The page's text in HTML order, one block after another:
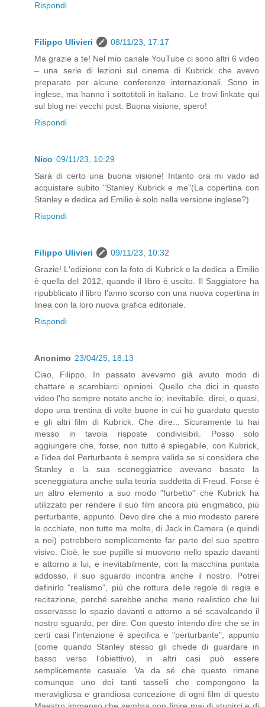
Rispondi
Filippo Ulivieri
08/11/23, 17:17
Ma grazie a te! Nel mio canale YouTube ci sono altri 6 video
– una serie di lezioni sul cinema di Kubrick che avevo
preparato per alcune conferenze internazionali. Sono in
inglese, ma hanno i sottotitoli in italiano. Le trovi linkate qui
sul blog nei vecchi post. Buona visione, spero!
Rispondi
Nico 09/11/23, 10:29
Sarà di certo una buona visione! Intanto ora mi vado ad
acquistare subito "Stanley Kubrick e me"(La copertina con
Stanley e dedica ad Emilio è solo nella versione inglese?)
Rispondi
Filippo Ulivieri
09/11/23, 10:32
Grazie! L'edizione con la foto di Kubrick e la dedica a Emilio
è quella del 2012, quando il libro è uscito. Il Saggiatore ha
ripubblicato il libro l'anno scorso con una nuova copertina in
linea con la loro nuova grafica editoriale.
Rispondi
Anonimo 23/04/25, 18:13
Ciao, Filippo. In passato avevamo già avuto modo di
chattare e scambiarci opinioni. Quello che dici in questo
video l'ho sempre notato anche io; inevitabile, direi, o quasi,
dopo una trentina di volte buone in cui ho guardato questo
e gli altri film di Kubrick. Che dire... Sicuramente tu hai
messo in tavola risposte condivisibili. Posso solo
aggiungere che, forse, non tutto è spiegabile, con Kubrick,
e l'idea del Perturbante è sempre valida se si considera che
Stanley e la sua sceneggiatrice avevano basato la
sceneggiatura anche sulla teoria suddetta di Freud. Forse è
un altro elemento a suo modo "furbetto" che Kubrick ha
utilizzato per rendere il suo film ancora più enigmatico, più
perturbante, appunto. Devo dire che a mio modesto parere
le occhiate, non tutte ma molte, di Jack in Camera (e quindi
a noi) potrebbero semplicemente far parte del suo spettro
visivo. Cioè, le sue pupille si muovono nello spazio davanti
e attorno a lui, e inevitabilmente, con la macchina puntata
addosso, il suo sguardo incontra anche il nostro. Potrei
definirlo "realismo", più che rottura delle regole di regia e
recitazione, perché sarebbe anche meno realistico che lui
osservasse lo spazio davanti e attorno a sé scavalcando il
nostro sguardo, per dire. Con questo intendo dire che se in
certi casi l'intenzione è specifica e "perturbante", appunto
(come quando Stanley stesso gli chiede di guardare in
basso verso l'obiettivo), in altri casi può essere
semplicemente casuale. Va da sé che questo rimane
comunque uno dei tanti tasselli che compongono la
meravigliosa e grandiosa concezione di ogni film di questo